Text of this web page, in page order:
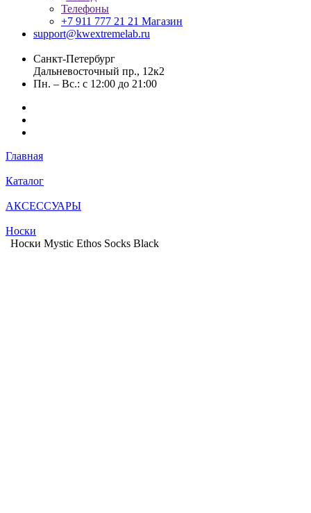
Телефоны
+7 911 777 21 21 Магазин
support@kwextremelab.ru
Санкт-Петербург
Дальневосточный пр., 12к2
Пн. – Вс.: с 12:00 до 21:00
Главная
Каталог
АКСЕССУАРЫ
Носки
Носки Mystic Ethos Socks Black